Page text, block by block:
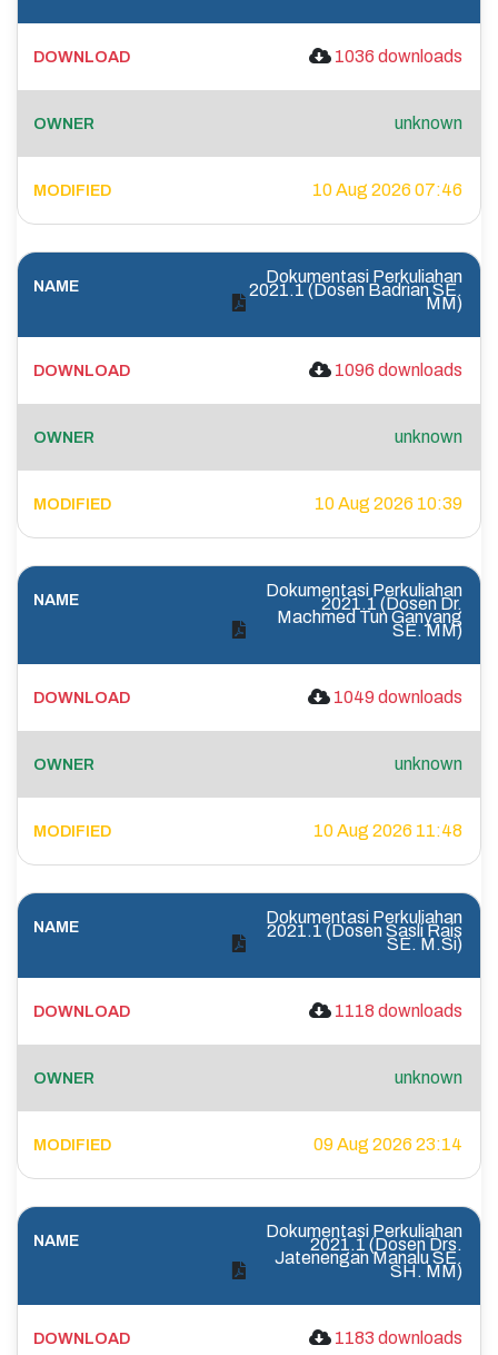
1036 downloads
unknown
10 Aug 2026 07:46
Dokumentasi Perkuliahan
2021.1 (Dosen Badrian SE.
MM)
1096 downloads
unknown
10 Aug 2026 10:39
Dokumentasi Perkuliahan
2021.1 (Dosen Dr.
Machmed Tun Ganyang
SE. MM)
1049 downloads
unknown
10 Aug 2026 11:48
Dokumentasi Perkuliahan
2021.1 (Dosen Sasli Rais
SE. M.Si)
1118 downloads
unknown
09 Aug 2026 23:14
Dokumentasi Perkuliahan
2021.1 (Dosen Drs.
Jatenengan Manalu SE.
SH. MM)
1183 downloads